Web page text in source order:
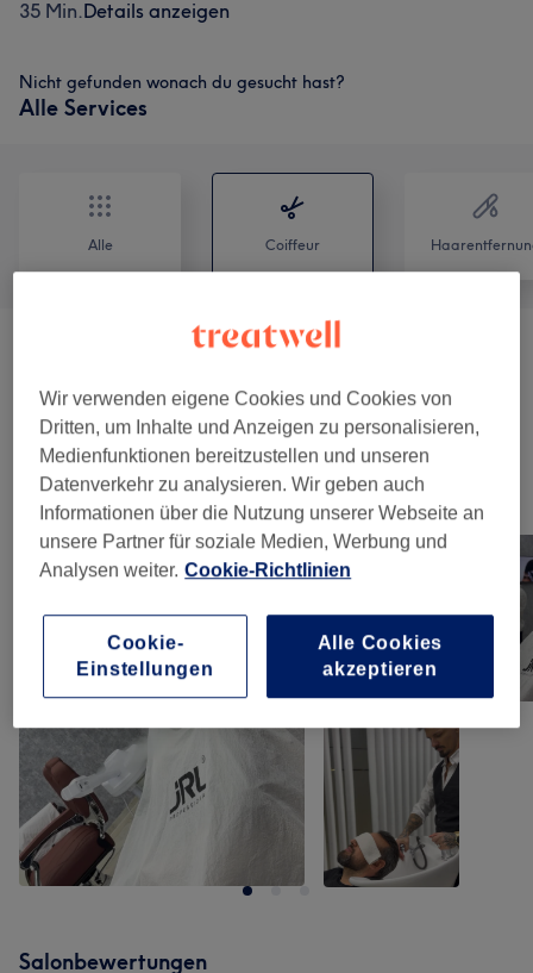
35 Min.Details anzeigen
Nicht gefunden wonach du gesucht hast?
Alle Services
Alle Coiffeur
Herren - Haarschnitte & Stylings ( 3 )
Kinder - Haarschnitte & Stylings ab CHF 32
Unsere Arbeit
Bild anklicken für weitere Details
Salonbewertungen
Wir verwenden eigene Cookies und Cookies von
Dritten, um Inhalte und Anzeigen zu personalisieren,
Medienfunktionen bereitzustellen und unseren
Datenverkehr zu analysieren. Wir geben auch
Informationen über die Nutzung unserer Webseite an
unsere Partner für soziale Medien, Werbung und
Analysen weiter. Cookie-Richtlinien
Alle Cookies
akzeptieren
Cookie-
Einstellungen